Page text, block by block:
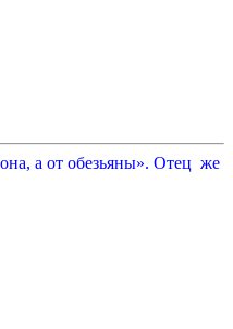
а от обезьяны». Отец же